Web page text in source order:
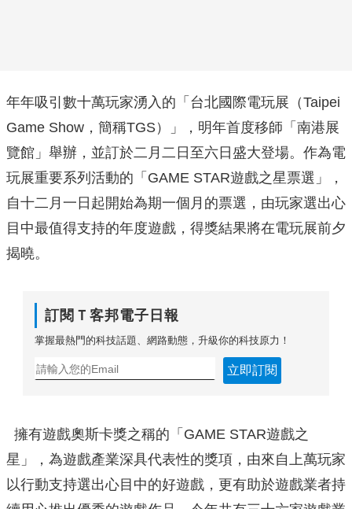
年年吸引數十萬玩家湧入的「台北國際電玩展（Taipei
Game Show，簡稱TGS）」，明年首度移師「南港展
覽館」舉辦，並訂於二月二日至六日盛大登場。作為電
玩展重要系列活動的「GAME STAR遊戲之星票選」，
自十二月一日起開始為期一個月的票選，由玩家選出心
目中最值得支持的年度遊戲，得獎結果將在電玩展前夕
揭曉。
訂閱Ｔ客邦電子日報
掌握最熱門的科技話題、網路動態，升級你的科技原力！
立即訂閱
擁有遊戲奧斯卡獎之稱的「GAME STAR遊戲之
星」，為遊戲產業深具代表性的獎項，由來自上萬玩家
以行動支持選出心目中的好遊戲，更有助於遊戲業者持